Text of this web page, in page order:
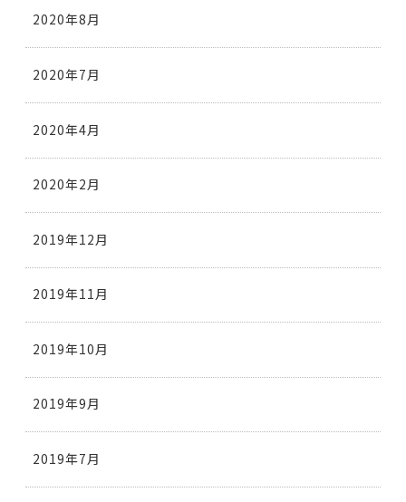
2020年8月
2020年7月
2020年4月
2020年2月
2019年12月
2019年11月
2019年10月
2019年9月
2019年7月